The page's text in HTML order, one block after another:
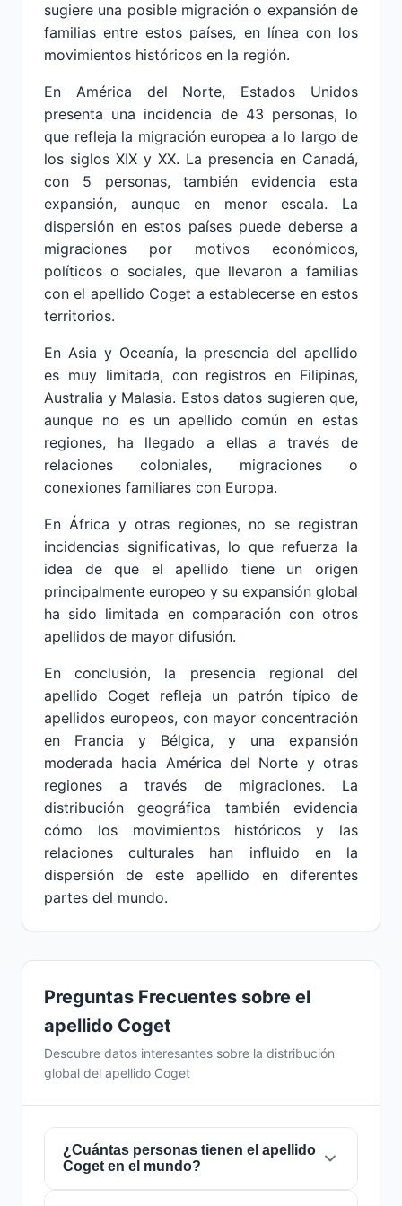
sugiere una posible migración o expansión de
familias entre estos países, en línea con los
movimientos históricos en la región.
En América del Norte, Estados Unidos
presenta una incidencia de 43 personas, lo
que refleja la migración europea a lo largo de
los siglos XIX y XX. La presencia en Canadá,
con 5 personas, también evidencia esta
expansión, aunque en menor escala. La
dispersión en estos países puede deberse a
migraciones por motivos económicos,
políticos o sociales, que llevaron a familias
con el apellido Coget a establecerse en estos
territorios.
En Asia y Oceanía, la presencia del apellido
es muy limitada, con registros en Filipinas,
Australia y Malasia. Estos datos sugieren que,
aunque no es un apellido común en estas
regiones, ha llegado a ellas a través de
relaciones coloniales, migraciones o
conexiones familiares con Europa.
En África y otras regiones, no se registran
incidencias significativas, lo que refuerza la
idea de que el apellido tiene un origen
principalmente europeo y su expansión global
ha sido limitada en comparación con otros
apellidos de mayor difusión.
En conclusión, la presencia regional del
apellido Coget refleja un patrón típico de
apellidos europeos, con mayor concentración
en Francia y Bélgica, y una expansión
moderada hacia América del Norte y otras
regiones a través de migraciones. La
distribución geográfica también evidencia
cómo los movimientos históricos y las
relaciones culturales han influido en la
dispersión de este apellido en diferentes
partes del mundo.
Preguntas Frecuentes sobre el
apellido Coget
Descubre datos interesantes sobre la distribución
global del apellido Coget
¿Cuántas personas tienen el apellido
Coget en el mundo?